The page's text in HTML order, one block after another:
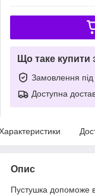
Що таке купити
Замовлення під
Доступна
Опис
Пустушка допоможе